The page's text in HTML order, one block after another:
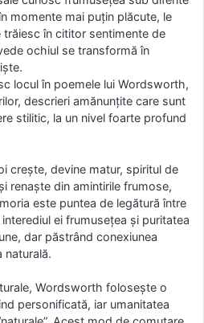
momente mai puţin plăcute, le
în cititor sentimente de
ochiul se transformă în
locul în poemele lui Wordsworth,
descrieri amănunţite care sunt
stilitic, la un nivel foarte profund
creşte, devine matur, spiritul de
renaşte din amintirile frumose,
este puntea de legătură între
ei frumuseţea şi puritatea
dar păstrând conexiunea
naturală.
Wordsworth foloseşte o
personificată, iar umanitatea